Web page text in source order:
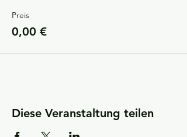
Preis
0,00 €
Diese Veranstaltung teilen